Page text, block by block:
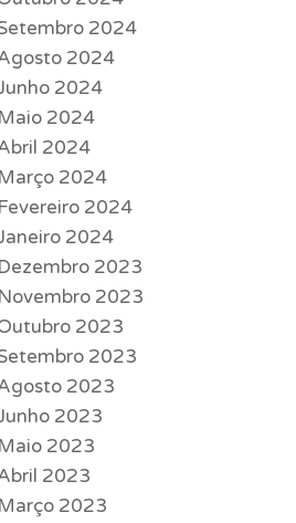
2024
2024
2024
Maio 2024
2024
Março 2024
Fevereiro 2024
2024
Dezembro 2023
Novembro 2023
2023
2023
2023
2023
Maio 2023
2023
Março 2023